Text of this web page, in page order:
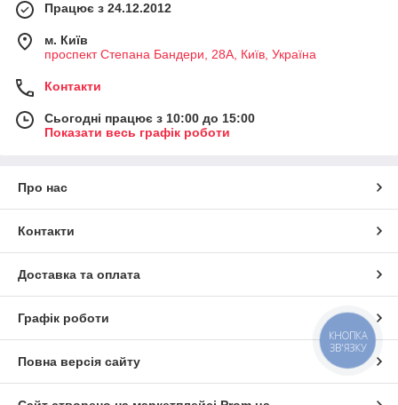
Працює з 24.12.2012
м. Київ
проспект Степана Бандери, 28А, Київ, Україна
Контакти
Сьогодні працює з 10:00 до 15:00
Показати весь графік роботи
Про нас
Контакти
Доставка та оплата
Графік роботи
Повна версія сайту
КНОПКА
ЗВ'ЯЗКУ